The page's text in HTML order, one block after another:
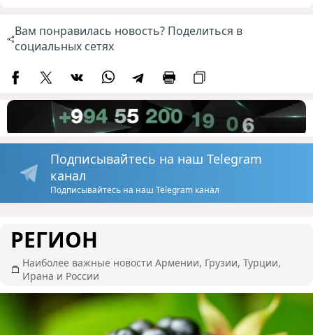
Вам понравилась новость? Поделиться в
социальных сетях
Подписывайтесь на наш Telegram
канал
Подписывайтесь на наш Telegram канал
РЕГИОН
Наиболее важные новости Армении, Грузии, Турции,
Ирана и России